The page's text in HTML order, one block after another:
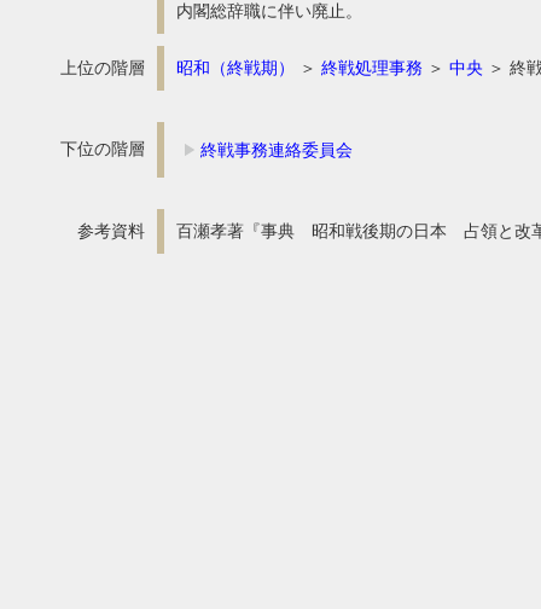
内閣総辞職に伴い廃止。
上位の階層 昭和（終戦期） ＞ 終戦処理事務 ＞ 中央 ＞ 終
下位の階層 終戦事務連絡委員会
参考資料 百瀬孝著『事典 昭和戦後期の日本 占領と改